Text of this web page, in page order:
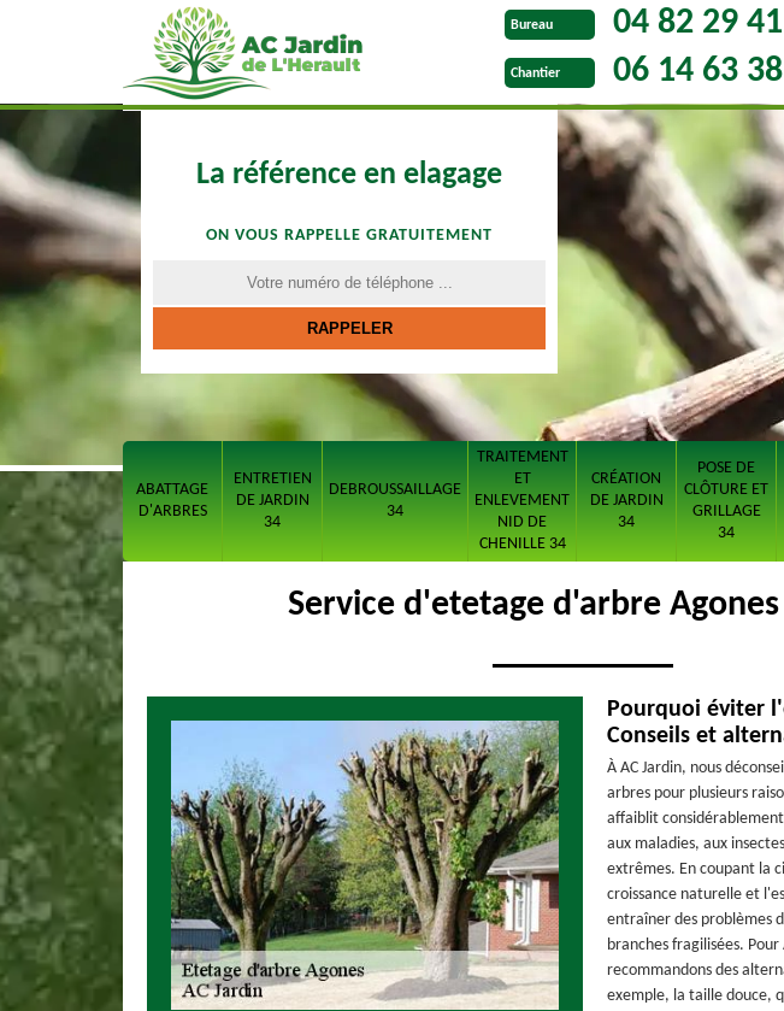
Bureau 04 82 29
Chantier 06 14 63
La référence en elagage
ON VOUS RAPPELLE GRATUITEMENT
ABATTAGE
D'ARBRES
ENTRETIEN
DE JARDIN
34
DEBROUSSAILLAGE
34
TRAITEMENT
ET
ENLEVEMENT
NID DE
CHENILLE 34
CRÉATION
DE JARDIN
34
POSE DE
CLÔTURE ET
GRILLAGE
34
Service d'etetage d'arbre
Pourquoi éviter
Conseils et
À AC Jardin, nous
arbres pour plusieurs
affaiblit
aux maladies, aux
extrêmes. En coupant la
croissance naturelle et
entraîner des problèmes
branches fragilisées.
recommandons des
exemple, la taille douce,